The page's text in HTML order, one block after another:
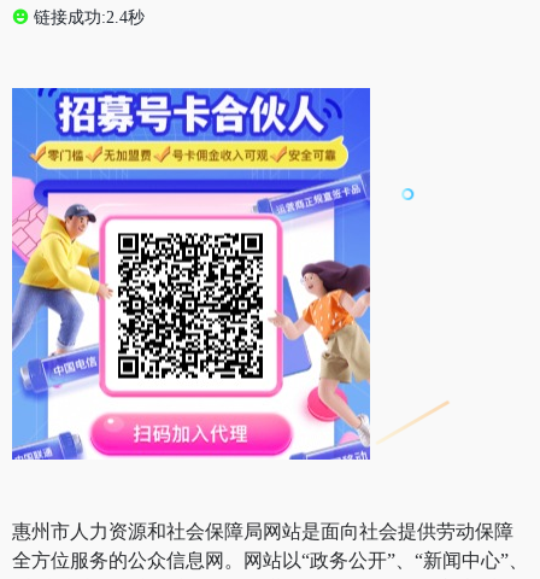
链接成功:2.4秒
惠州市人力资源和社会保障局网站是面向社会提供劳动保障
全方位服务的公众信息网。网站以“政务公开”、“新闻中心”、